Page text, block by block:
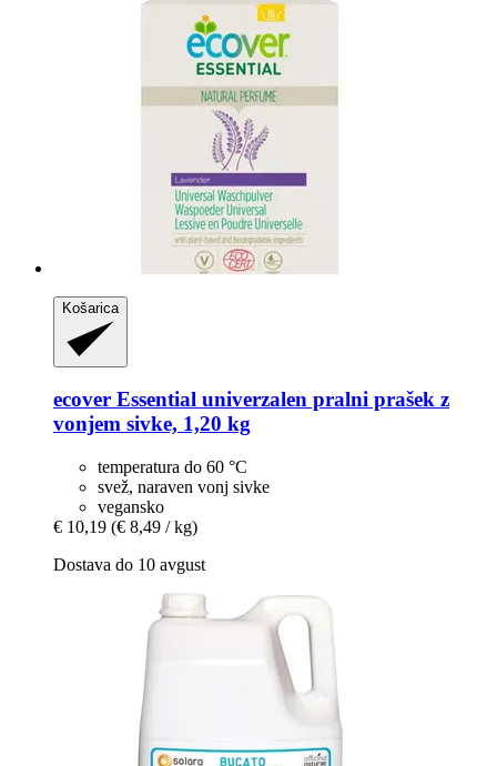
Košarica
ecover Essential univerzalen pralni prašek z
vonjem sivke, 1,20 kg
temperatura do 60 °C
svež, naraven vonj sivke
vegansko
€ 10,19 (€ 8,49 / kg)
Dostava do 10 avgust